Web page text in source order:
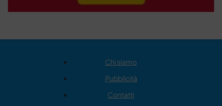
Chi siamo
Pubblicità
Contatti